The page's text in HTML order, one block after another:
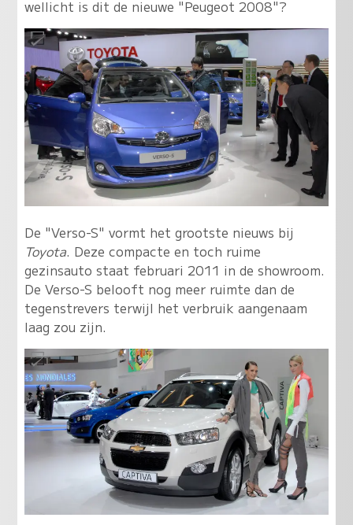
wellicht is dit de nieuwe "Peugeot 2008"?
De "Verso-S" vormt het grootste nieuws bij
Toyota. Deze compacte en toch ruime
gezinsauto staat februari 2011 in de showroom.
De Verso-S belooft nog meer ruimte dan de
tegenstrevers terwijl het verbruik aangenaam
laag zou zijn.